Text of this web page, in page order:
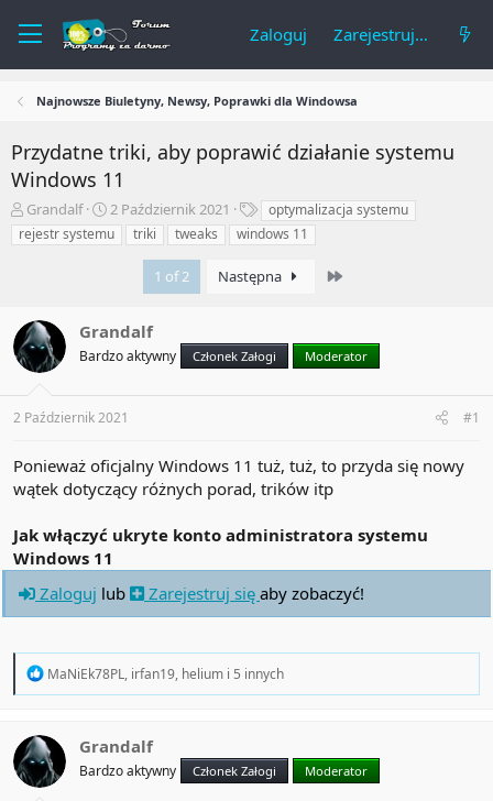
Zaloguj Zarejestruj się
Najnowsze Biuletyny, Newsy, Poprawki dla Windowsa
Przydatne triki, aby poprawić działanie systemu
Windows 11
A
u
t
e
m
a
Grandalf
R
o
z
z
t
2 Październik 2021
T
a
g
optymalizacja systemu
rejestr systemu
triki tweaks windows 11
1 of 2 Następna
Grandalf
Bardzo aktywny Członek Załogi Moderator
2 Październik 2021 #1
Ponieważ oficjalny Windows 11 tuż, tuż, to przyda się nowy
wątek dotyczący różnych porad, trików itp
Jak włączyć ukryte konto administratora systemu
Windows 11
Zaloguj lub Zarejestruj się aby zobaczyć!
R
t
i
o
MaNiEk78PL, irfan19, helium i 5 innych
Grandalf
Bardzo aktywny Członek Załogi Moderator